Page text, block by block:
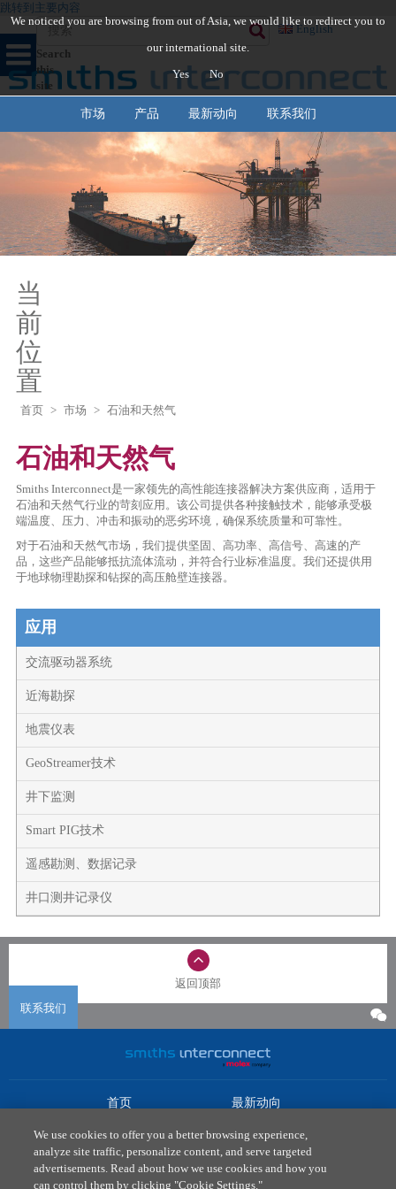
We noticed you are browsing from out of Asia, we would like to redirect you to
our international site.
Yes
No
跳转到主要内容
Search
this
site
English
市场 产品 最新动向 联系我们
当
前
位
置
首页 > 市场 > 石油和天然气
石油和天然气
Smiths Interconnect是一家领先的高性能连接器解决方案供应商，适用于
石油和天然气行业的苛刻应用。该公司提供各种接触技术，能够承受极
端温度、压力、冲击和振动的恶劣环境，确保系统质量和可靠性。
对于石油和天然气市场，我们提供坚固、高功率、高信号、高速的产
品，这些产品能够抵抗流体流动，并符合行业标准温度。我们还提供用
于地球物理勘探和钻探的高压舱壁连接器。
应用
交流驱动器系统
近海勘探
地震仪表
GeoStreamer技术
井下监测
Smart PIG技术
遥感勘测、数据记录
井口测井记录仪
返回顶部
联系我们
首页
产品
最新动向
联系我们
法律政策
We use cookies to offer you a better browsing experience,
analyze site traffic, personalize content, and serve targeted
advertisements. Read about how we use cookies and how you
can control them by clicking "Cookie Settings."